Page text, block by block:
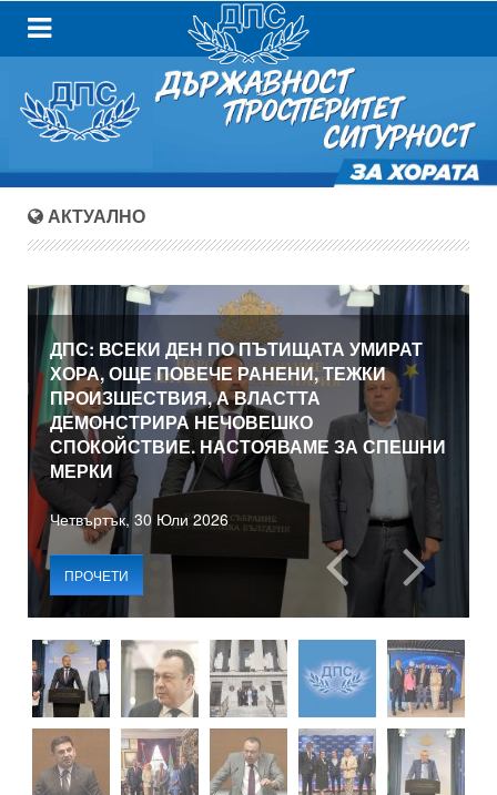
АКТУАЛНО
ДПС: ВСЕКИ ДЕН ПО ПЪТИЩАТА УМИРАТ
ХОРА, ОЩЕ ПОВЕЧЕ РАНЕНИ, ТЕЖКИ
ПРОИЗШЕСТВИЯ, А ВЛАСТТА
ДЕМОНСТРИРА НЕЧОВЕШКО
СПОКОЙСТВИЕ. НАСТОЯВАМЕ ЗА СПЕШНИ
МЕРКИ
Четвъртък, 30 Юли 2026
ПРОЧЕТИ